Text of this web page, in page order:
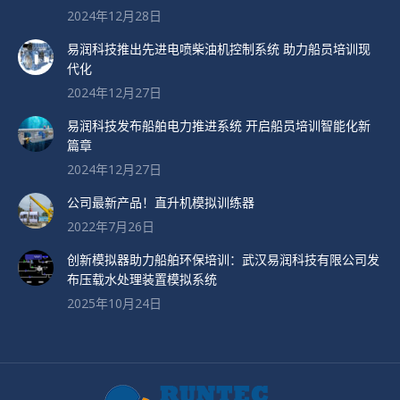
2024年12月28日
易润科技推出先进电喷柴油机控制系统 助力船员培训现
代化
2024年12月27日
易润科技发布船舶电力推进系统 开启船员培训智能化新
篇章
2024年12月27日
公司最新产品！直升机模拟训练器
2022年7月26日
创新模拟器助力船舶环保培训：武汉易润科技有限公司发
布压载水处理装置模拟系统
2025年10月24日